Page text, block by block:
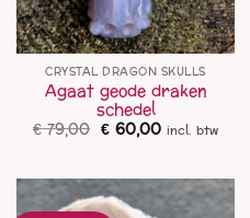
CRYSTAL DRAGON SKULLS
Agaat geode draken
schedel
€79,00 Oorspronkelijke
prijs
€60,00Huidige
prijs
incl. btw